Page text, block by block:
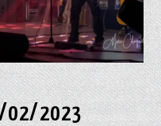
02/2023